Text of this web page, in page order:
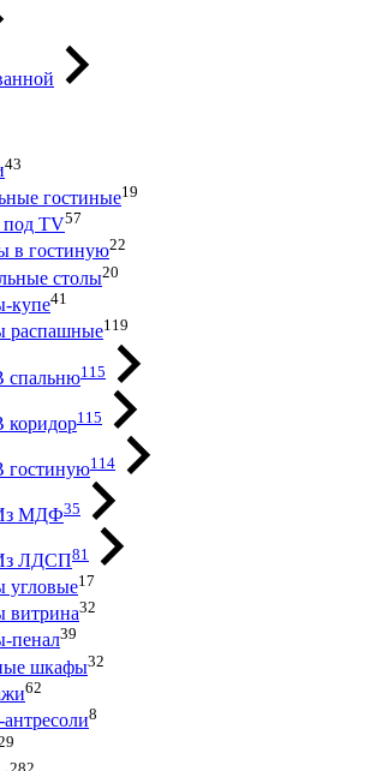
43
гостиные19
ТV57
в гостиную22
столы20
купе41
119
спальню115
коридор115
гостиную114
МДФ35
ЛДСП81
17
32
пенал39
шкафы32
62
8